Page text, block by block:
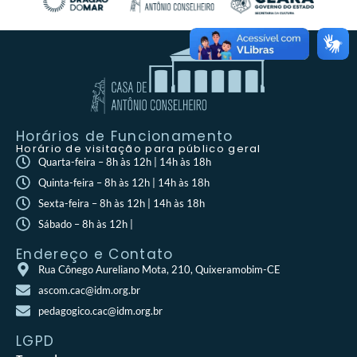
Horários de Funcionamento
Horário de visitação para público geral
Quarta-feira – 8h às 12h | 14h às 18h
Quinta-feira – 8h às 12h | 14h às 18h
Sexta-feira – 8h às 12h | 14h às 18h
Sábado – 8h às 12h |
Endereço e Contato
Rua Cônego Aureliano Mota, 210, Quixeramobim-CE
ascom.cac@idm.org.br
pedagogico.cac@idm.org.br
LGPD